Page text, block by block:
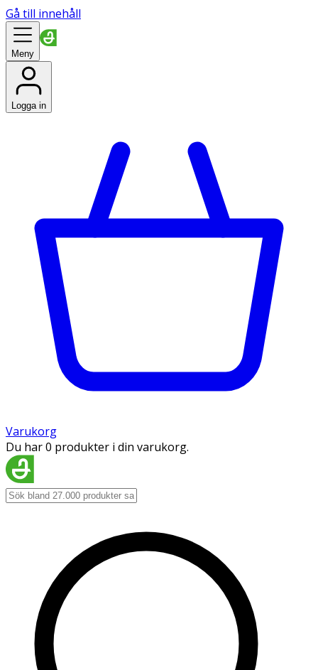
Gå till innehåll
Meny
Logga in
Varukorg
Du har 0 produkter i din varukorg.